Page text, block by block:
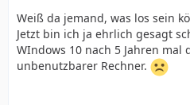
Weiß da jemand, was los sein
Jetzt bin ich ja ehrlich gesagt
WIndows 10 nach 5 Jahren mal
unbenutzbarer Rechner.